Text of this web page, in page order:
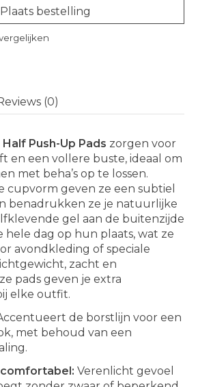
Plaats bestelling
(0)
Push-Up Pads zorgen voor
en een vollere buste, ideaal om
met beha’s op te lossen.
cupvorm geven ze een subtiel
benadrukken ze je natuurlijke
gel aan de buitenzijde
hele dag op hun plaats, wat ze
avondkleding of speciale
zacht en
pads geven je extra
elke outfit.
de borstlijn voor een
met behoud van een
Verenlicht gevoel